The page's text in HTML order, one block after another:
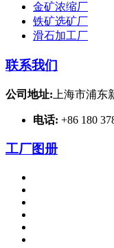
金矿浓缩厂
铁矿选矿厂
滑石加工厂
联系我们
公司地址: 上海市浦东
电话: +86 180
工厂图册